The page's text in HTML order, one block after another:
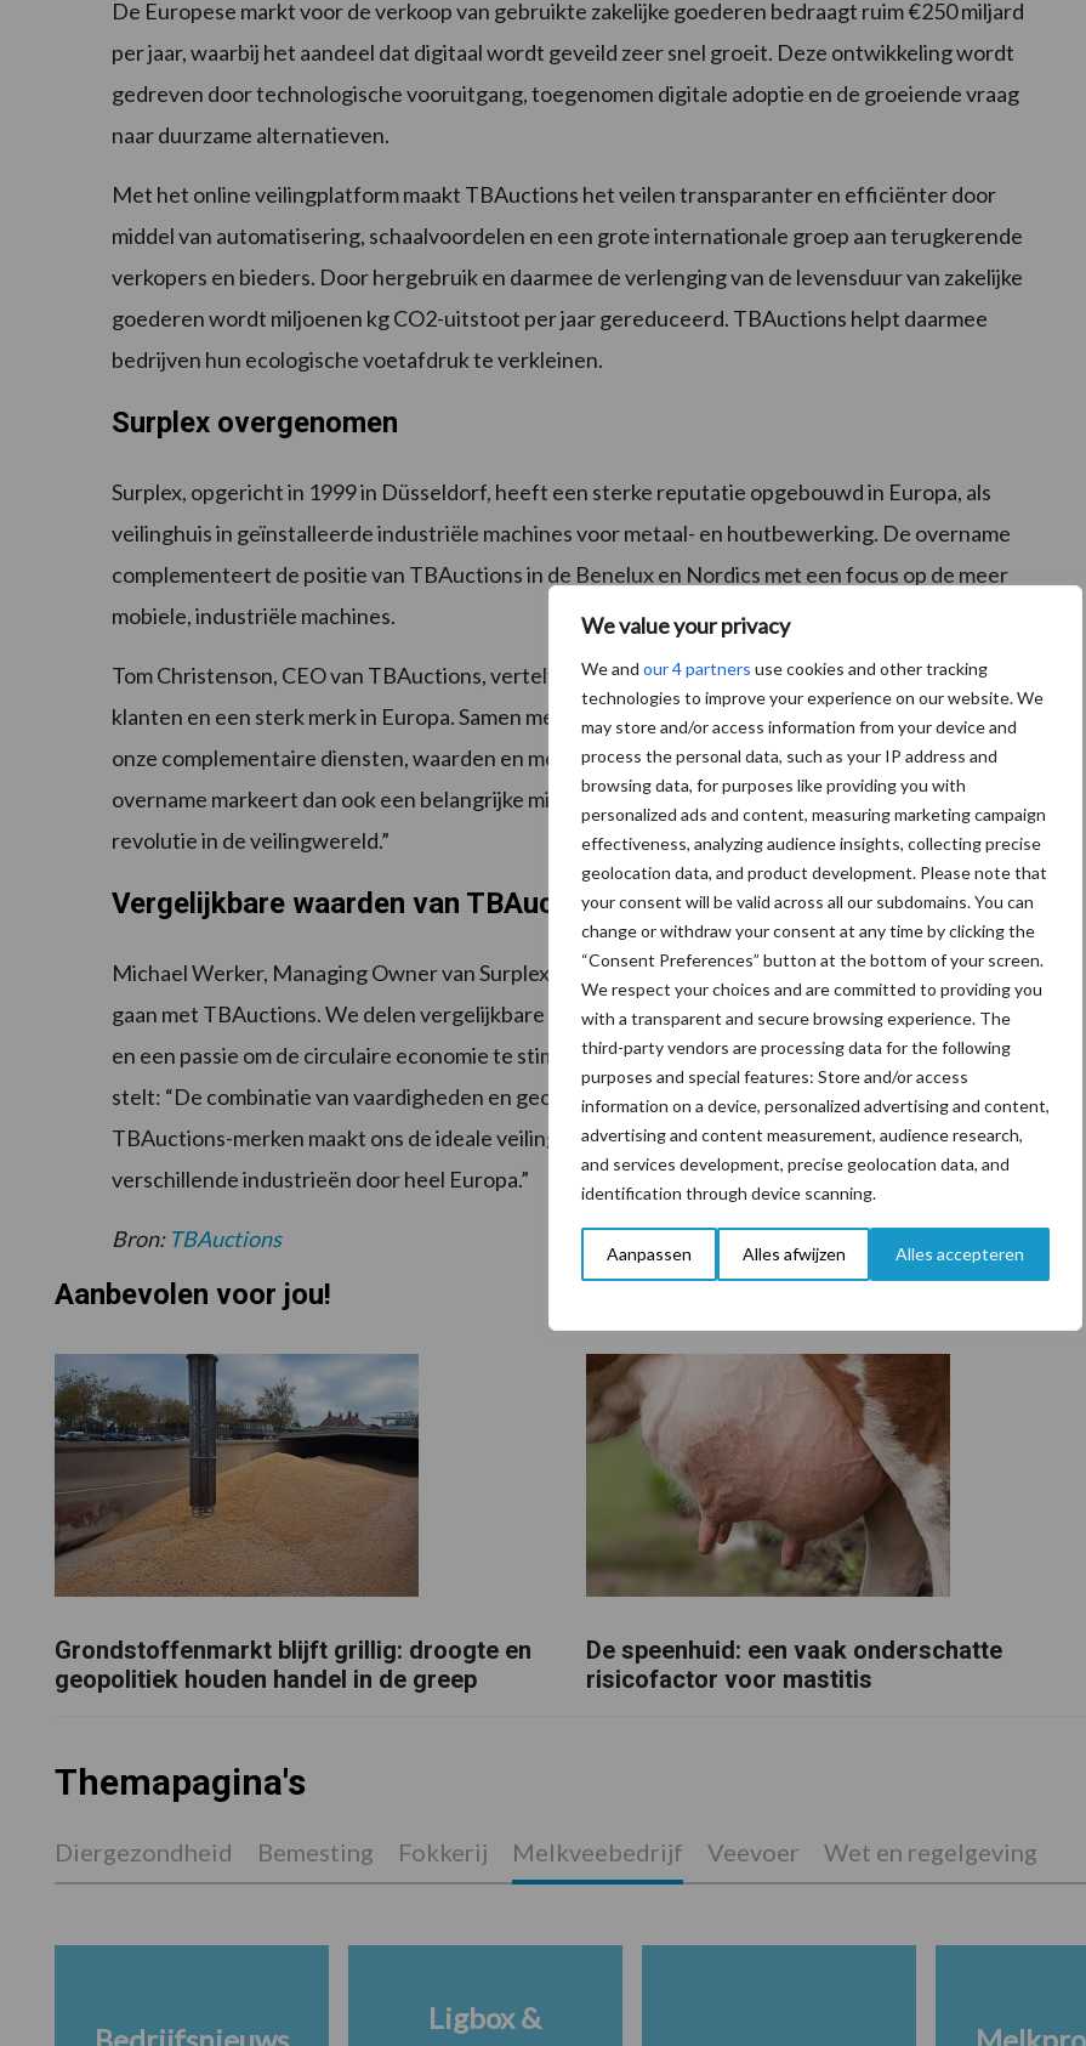
We value your privacy
We and our 4 partners use cookies and other tracking
technologies to improve your experience on our website. We
may store and/or access information from your device and
process the personal data, such as your IP address and
browsing data, for purposes like providing you with
personalized ads and content, measuring marketing campaign
effectiveness, analyzing audience insights, collecting precise
geolocation data, and product development. Please note that
your consent will be valid across all our subdomains. You can
change or withdraw your consent at any time by clicking the
“Consent Preferences” button at the bottom of your screen.
We respect your choices and are committed to providing you
with a transparent and secure browsing experience. The
third-party vendors are processing data for the following
purposes and special features: Store and/or access
information on a device, personalized advertising and content,
advertising and content measurement, audience research,
and services development, precise geolocation data, and
identification through device scanning.
Aanpassen Alles afwijzen Alles accepteren
De Europese markt voor de verkoop van gebruikte zakelijke goederen bedraagt ruim €250 miljard
per jaar, waarbij het aandeel dat digitaal wordt geveild zeer snel groeit. Deze ontwikkeling wordt
gedreven door technologische vooruitgang, toegenomen digitale adoptie en de groeiende vraag
naar duurzame alternatieven.
Met het online veilingplatform maakt TBAuctions het veilen transparanter en efficiënter door
middel van automatisering, schaalvoordelen en een grote internationale groep aan terugkerende
verkopers en bieders. Door hergebruik en daarmee de verlenging van de levensduur van zakelijke
goederen wordt miljoenen kg CO2-uitstoot per jaar gereduceerd. TBAuctions helpt daarmee
bedrijven hun ecologische voetafdruk te verkleinen.
Surplex overgenomen
Surplex, opgericht in 1999 in Düsseldorf, heeft een sterke reputatie opgebouwd in Europa, als
veilinghuis in geïnstalleerde industriële machines voor metaal- en houtbewerking. De overname
complementeert de positie van TBAuctions in de Benelux en Nordics met een focus op de meer
mobiele, industriële machines.
Tom Christenson, CEO van TBAuctions, vertelt: “Surplex heeft een geweldig team, waardevolle
klanten en een sterk merk in Europa. Samen met ons technologieplatform en merken, zien we door
onze complementaire diensten, waarden en mensen grote kansen om verder te groeien. Deze
overname markeert dan ook een belangrijke mijlpaal voor ons in het teweegbrengen van een
revolutie in de veilingwereld.”
Vergelijkbare waarden van TBAuctions en Surplex
Michael Werker, Managing Owner van Surplex, zegt: “Het is heel logisch voor Surplex om samen te
gaan met TBAuctions. We delen vergelijkbare waarden, toewijding aan uitstekende klantenservice
en een passie om de circulaire economie te stimuleren.” Uli Stalter, Managing Owner van Surplex,
stelt: “De combinatie van vaardigheden en geografische footprint tussen Surplex en de
TBAuctions-merken maakt ons de ideale veilingpartner voor zowel kopers als verkopers in
verschillende industrieën door heel Europa.”
Bron: TBAuctions
Aanbevolen voor jou!
Grondstoffenmarkt blijft grillig: droogte en
geopolitiek houden handel in de greep
De speenhuid: een vaak onderschatte
risicofactor voor mastitis
Themapagina's
Diergezondheid Bemesting Fokkerij Melkveebedrijf Veevoer Wet en regelgeving
Ligbox &